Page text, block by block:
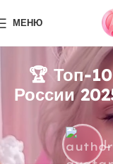
МЕНЮ
🏆 Топ-
России